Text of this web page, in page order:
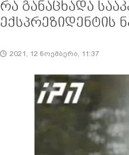
რა განაცხადა
ექსპრეზიდენტის
2021, 12 ნოემბერი, 11:37